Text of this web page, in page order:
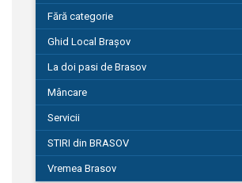
Fără categorie
Ghid Local Brașov
La doi pasi de Brasov
Mâncare
Servicii
STIRI din BRASOV
Vremea Brasov